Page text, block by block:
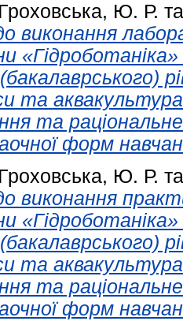
Гроховська, Ю. Р.
виконання
та
та
форм
Гроховська, Ю. Р.
виконання
та
та
форм